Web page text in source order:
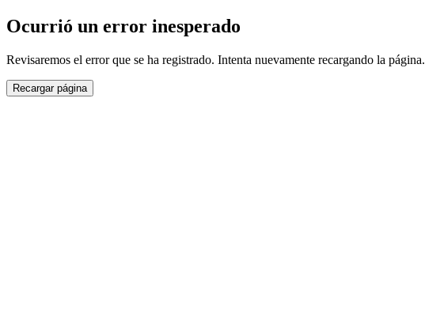
Ocurrió un error inesperado
Revisaremos el error que se ha registrado. Intenta nuevamente recargando la página.
Recargar página